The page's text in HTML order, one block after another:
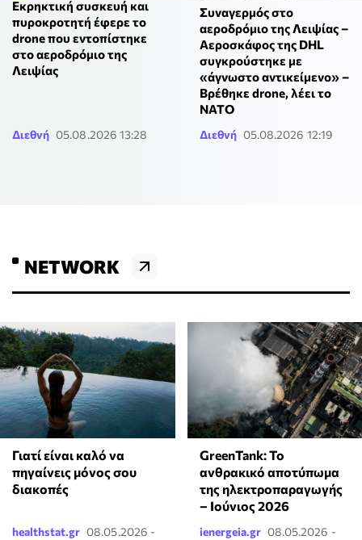
Εκρηκτική συσκευή και
πυροκροτητή έφερε το
drone που εντοπίστηκε
στο αεροδρόμιο της
Λειψίας
Διεθνή 05.08.2026 13:28
Συναγερμός στο
αεροδρόμιο της Λειψίας –
Αεροσκάφος της DHL
συγκρούστηκε με
«άγνωστο αντικείμενο» –
Βρέθηκε drone, λέει το
ΝΑΤΟ
Διεθνή 05.08.2026 12:19
NETWORK
Γιατί είναι καλό να
πηγαίνεις μόνος σου
διακοπές
healthstat.gr 08.05.2026 -
GreenTank: Το
ανθρακικό αποτύπωμα
της ηλεκτροπαραγωγής
– Ιούνιος 2026
ienergeia.gr 08.05.2026 -